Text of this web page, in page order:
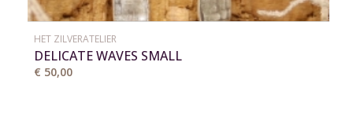
HET ZILVERATELIER
DELICATE WAVES SMALL
€ 50,00